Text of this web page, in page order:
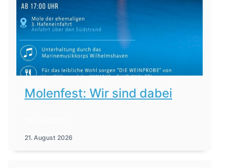
Molenfest: Wir sind dabei
21. August 2026